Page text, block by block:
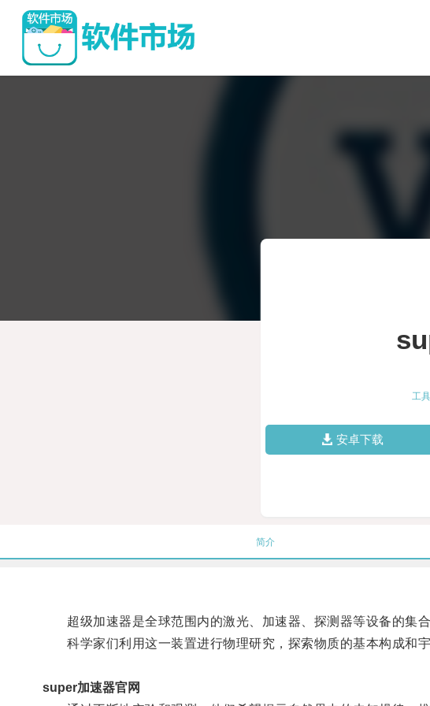
工具
安卓下载
简介
超级加速器是全球范围内的激光、加速器、探测器等设备的集合
科学家们利用这一装置进行物理研究，探索物质的基本构成和宇
super加速器官网